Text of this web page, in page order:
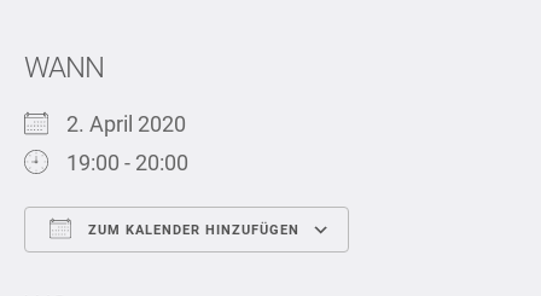
WANN
2. April 2020
19:00 - 20:00
ZUM KALENDER HINZUFÜGEN